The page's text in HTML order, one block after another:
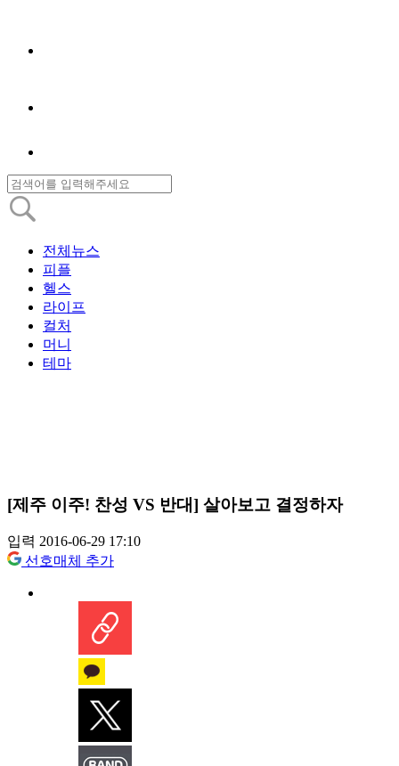
전체뉴스
피플
헬스
라이프
컬처
머니
테마
[제주 이주! 찬성 VS 반대] 살아보고 결정하자
입력 2016-06-29 17:10
선호매체 추가